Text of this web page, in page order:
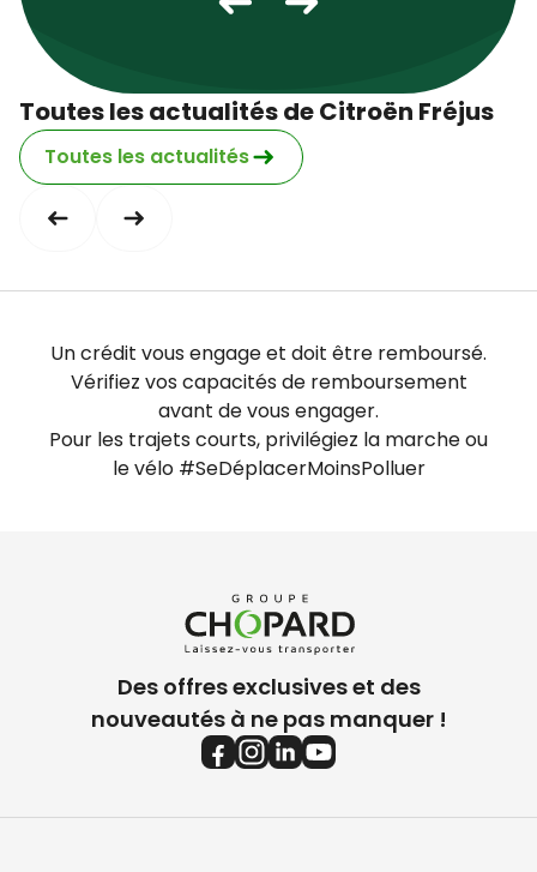
Dimanche
fermé
Toutes les actualités de Citroën Fréjus
Toutes les actualités
Un crédit vous engage et doit être remboursé.
Vérifiez vos capacités de remboursement
avant de vous engager.
Pour les trajets courts, privilégiez la marche ou
le vélo #SeDéplacerMoinsPolluer
Des offres exclusives et des
nouveautés à ne pas manquer !